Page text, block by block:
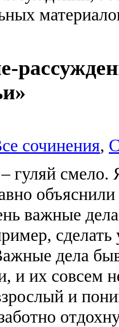
сочинения,
гуляй смело.
важные
дела
и их совсем
и